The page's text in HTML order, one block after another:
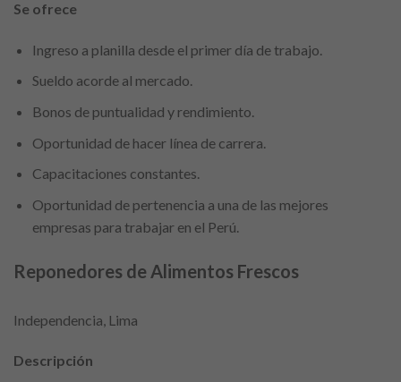
Se ofrece
Ingreso a planilla desde el primer día de trabajo.
Sueldo acorde al mercado.
Bonos de puntualidad y rendimiento.
Oportunidad de hacer línea de carrera.
Capacitaciones constantes.
Oportunidad de pertenencia a una de las mejores
empresas para trabajar en el Perú.
Reponedores de Alimentos Frescos
Independencia, Lima
Descripción